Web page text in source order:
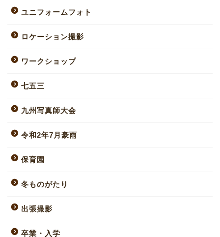
ユニフォームフォト
ロケーション撮影
ワークショップ
七五三
九州写真師大会
令和2年7月豪雨
保育園
冬ものがたり
出張撮影
卒業・入学